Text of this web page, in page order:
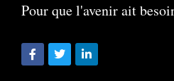
Pour que l'avenir ait